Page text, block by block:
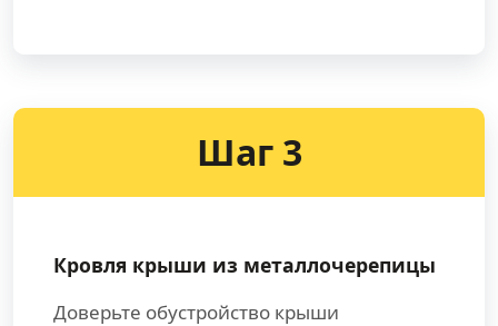
Шаг 3
Кровля крыши из металлочерепицы
Доверьте обустройство крыши